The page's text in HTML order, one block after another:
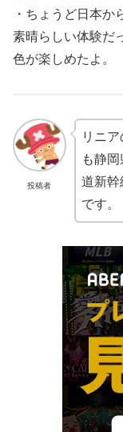
・ちょうど日本か
素晴らしい体験だ
色が楽しめたよ。
投稿者
リニ
も静
道新幹
です。